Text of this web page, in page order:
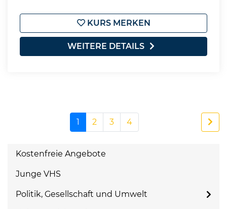
KURS MERKEN
WEITERE DETAILS
1 2 3 4
Kostenfreie Angebote
Junge VHS
Politik, Gesellschaft und Umwelt